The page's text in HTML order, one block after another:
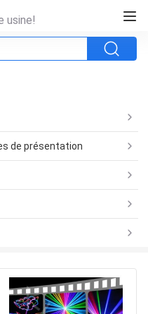
usine!
de présentation